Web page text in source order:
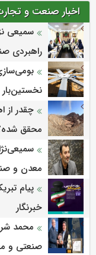
اخبار صنعت و
راهبردی
چقدر
محقق
معدن و
پیام
خبرنگار
محمد
صنعتی و